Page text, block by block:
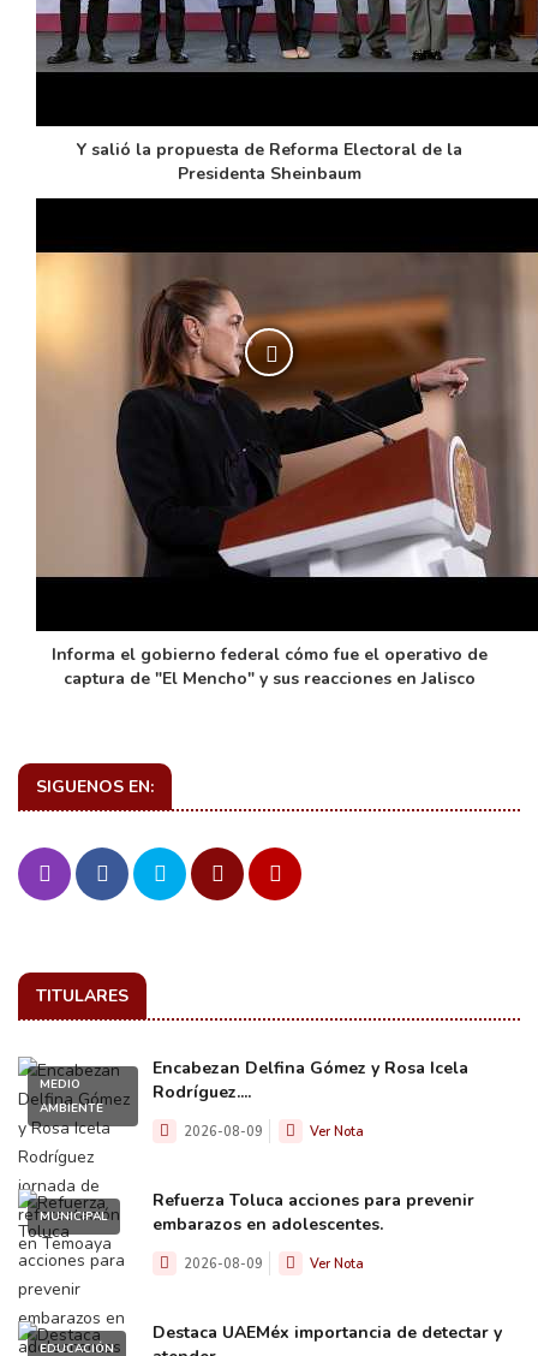
Y salió la propuesta de Reforma Electoral de la
Presidenta Sheinbaum
Informa el gobierno federal cómo fue el operativo de
captura de "El Mencho" y sus reacciones en Jalisco
SIGUENOS EN:
TITULARES
MEDIO
AMBIENTE
Encabezan Delfina Gómez y Rosa Icela
Rodríguez....
2026-08-09 Ver Nota
MUNICIPAL
Refuerza Toluca acciones para prevenir
embarazos en adolescentes.
2026-08-09 Ver Nota
EDUCACIÓN
Destaca UAEMéx importancia de detectar y